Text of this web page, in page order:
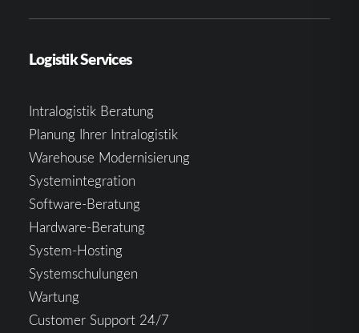
Logistik Services
Intralogistik Beratung
Planung Ihrer Intralogistik
Warehouse Modernisierung
Systemintegration
Software-Beratung
Hardware-Beratung
System-Hosting
Systemschulungen
Wartung
Customer Support 24/7